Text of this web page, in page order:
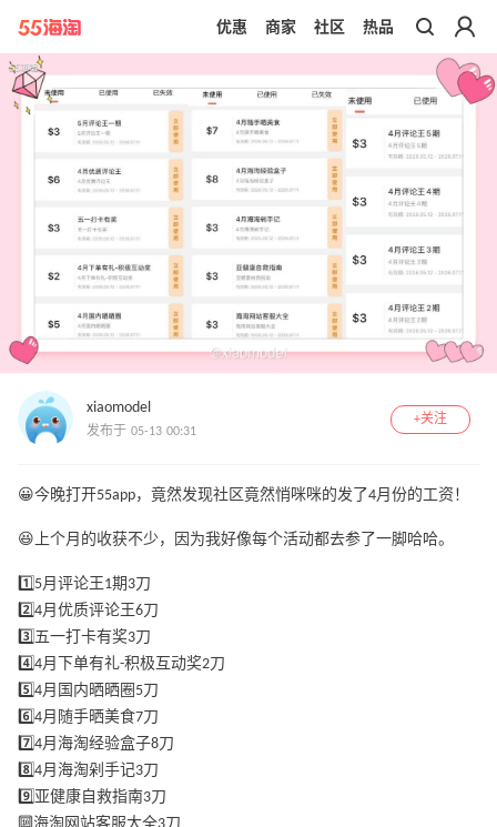
带你去官网买正品
优惠 商家 社区 热品
xiaomodel
发布于 05-13 00:31
+关注
😀今晚打开55app，竟然发现社区竟然悄咪咪的发了4月份的工资！
😆上个月的收获不少，因为我好像每个活动都去参了一脚哈哈。
1️⃣5月评论王1期3刀
2️⃣4月优质评论王6刀
3️⃣五一打卡有奖3刀
4️⃣4月下单有礼-积极互动奖2刀
5️⃣4月国内晒晒圈5刀
6️⃣4月随手晒美食7刀
7️⃣4月海淘经验盒子8刀
8️⃣4月海淘剁手记3刀
9️⃣亚健康自救指南3刀